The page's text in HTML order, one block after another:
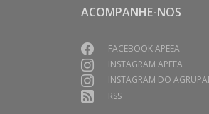
ACOMPANHE-NOS
FACEBOOK APEEA
INSTAGRAM APEEA
INSTAGRAM DO
RSS